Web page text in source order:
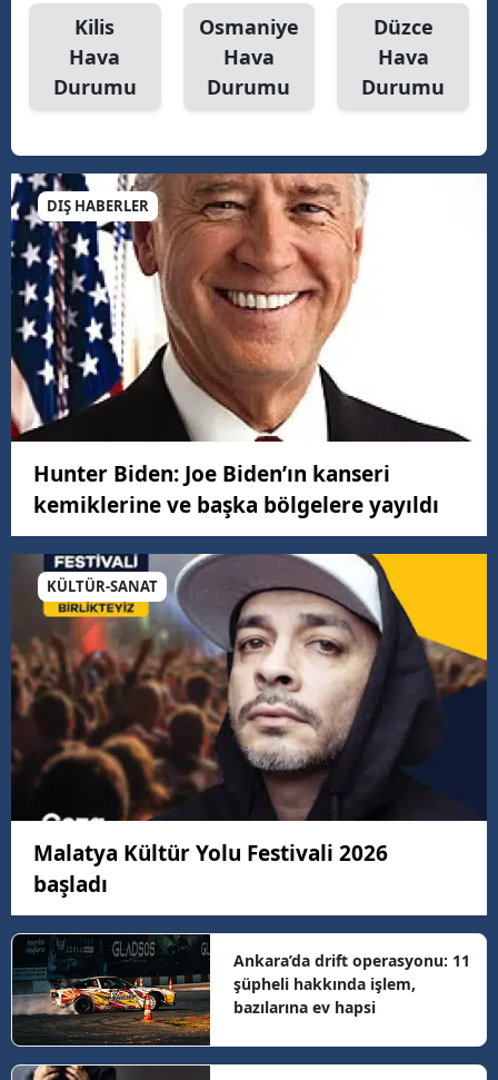
Kilis
Hava
Durumu
Osmaniye
Hava
Durumu
Düzce
Hava
Durumu
DIŞ HABERLER
Hunter Biden: Joe Biden’ın kanseri
kemiklerine ve başka bölgelere yayıldı
KÜLTÜR-SANAT
Malatya Kültür Yolu Festivali 2026
başladı
Ankara’da drift operasyonu: 11
şüpheli hakkında işlem,
bazılarına ev hapsi